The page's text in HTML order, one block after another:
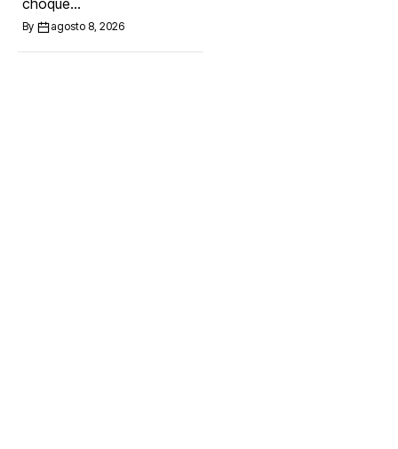
Banco de la
República
choque...
By agosto 8, 2026